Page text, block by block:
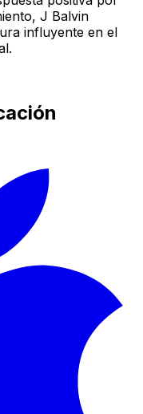
J Balvin
influyente en el